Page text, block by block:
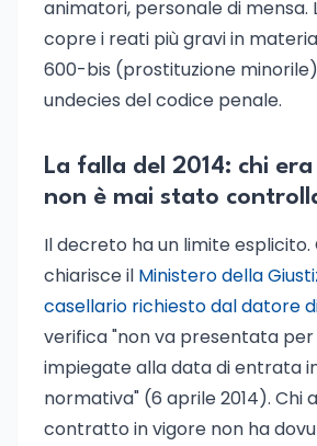
animatori, personale di mensa.
copre i reati più gravi in
600-bis (prostituzione
undecies del codice penale.
La falla del 2014: chi
non è mai stato
Il decreto ha un limite esplicito.
chiarisce il Ministero della
casellario richiesto dal datore
verifica "non va presentata
impiegate alla data di entrata
normativa" (6 aprile 2014). Chi
contratto in vigore non ha